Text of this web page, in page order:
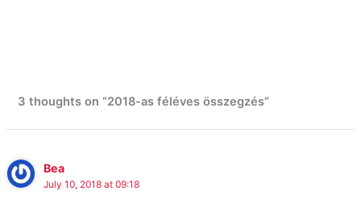
3 thoughts on “2018-as féléves összegzés”
Bea
July 10, 2018 at 09:18